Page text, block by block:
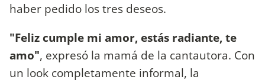
haber pedido los tres deseos.
"Feliz cumple mi amor, estás radiante, te
amo", expresó la mamá de la cantautora. Con
un look completamente informal, la